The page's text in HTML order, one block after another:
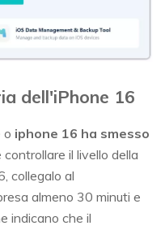
dell'iPhone 16
o iphone 16 ha smesso
il livello della
collegalo al
almeno 30 minuti e
indicano che il